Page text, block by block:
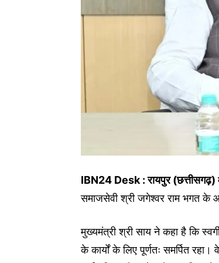
IBN24 Desk : रायपुर (छत्तीसगढ़)
समाजसेवी श्री जगेश्वर राम भगत के
मुख्यमंत्री श्री साय ने कहा है कि
के कार्यों के लिए पूर्णतः समर्पित